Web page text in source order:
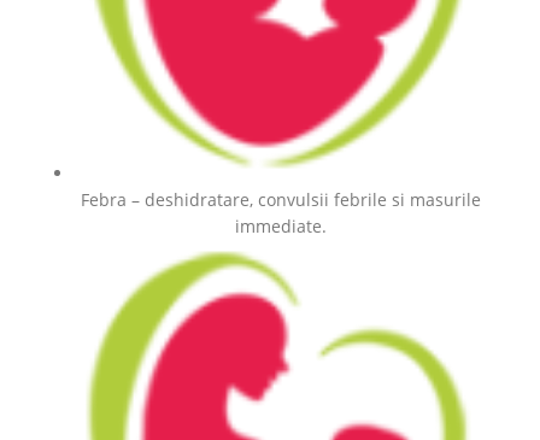
Febra – deshidratare, convulsii febrile si masurile
immediate.